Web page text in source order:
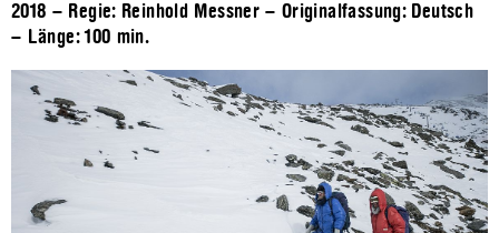
2018 – Regie: Reinhold Messner – Originalfassung: Deutsch
– Länge:100 min.